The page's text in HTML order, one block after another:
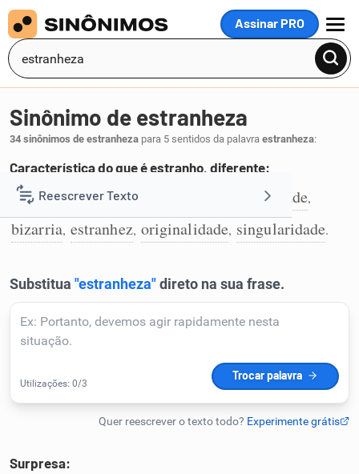
Assinar PRO
MENU
Reescrever Texto
Resumir Texto
Corrigir Texto
Detector de IA
Humanizador de IA
Cata-letras
Sinônimo de estranheza
34 sinônimos de estranheza para 5 sentidos da palavra estranheza:
Característica do que é estranho, diferente:
1 esquisitice,extravagância excentricidade,
bizarria, estranhez, originalidade, singularidade.
Surpresa: